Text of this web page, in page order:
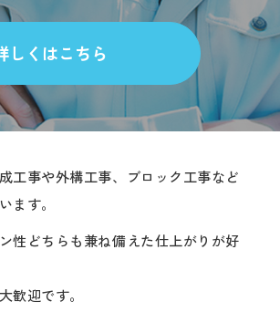
しくはこちら
工事や外構工事、ブロック工事など
ます。
性どちらも兼ね備えた仕上がりが好
歓迎です。